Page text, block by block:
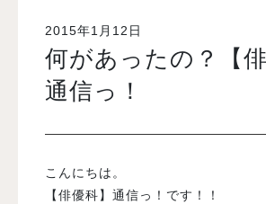
学生生活
就職・デビュー
入試案内
学校情報
2015年1月12日
何があったの？【俳
通信っ！
こんにちは。
【俳優科】通信っ！です！！